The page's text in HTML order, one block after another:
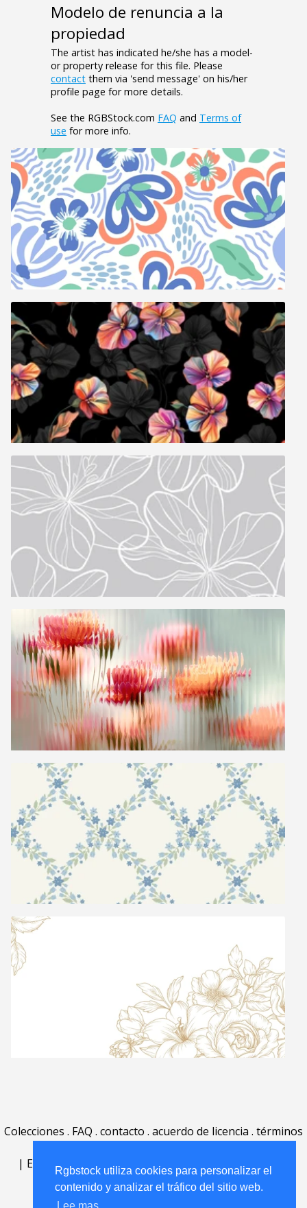
Rgbstock utiliza cookies para personalizar el
contenido y analizar el tráfico del sitio web.
Modelo de renuncia a la
propiedad
The artist has indicated he/she has a model-
or property release for this file. Please
contact them via 'send message' on his/her
profile page for more details.
See the RGBStock.com FAQ and Terms of
use for more info.
Colecciones . FAQ . contacto . acuerdo de licencia . términos
| English | Deutsch| Español Português
Nederlands|